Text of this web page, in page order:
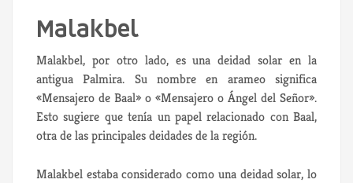
Malakbel
Malakbel, por otro lado, es una deidad solar en la
antigua Palmira. Su nombre en arameo significa
«Mensajero de Baal» o «Mensajero o Ángel del Señor».
Esto sugiere que tenía un papel relacionado con Baal,
otra de las principales deidades de la región.
Malakbel estaba considerado como una deidad solar, lo